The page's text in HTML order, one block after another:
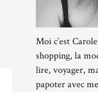
Moi c’est
shopping, la
lire, voyager,
papoter avec